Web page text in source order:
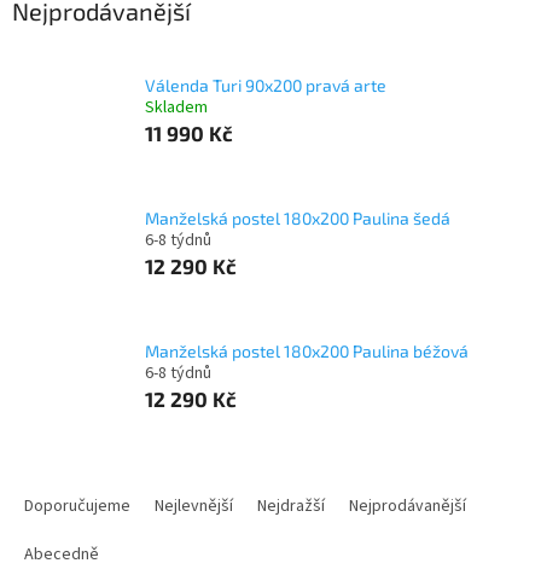
Nejprodávanější
Válenda Turi 90x200 pravá arte
Skladem
11 990 Kč
Manželská postel 180x200 Paulina šedá
6-8 týdnů
12 290 Kč
Manželská postel 180x200 Paulina béžová
6-8 týdnů
12 290 Kč
Doporučujeme Nejlevnější Nejdražší
Nejprodávanější
Abecedně